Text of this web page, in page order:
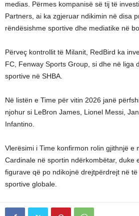
medias. Përmes kompanisë së tij të
Partners, ai ka zgjeruar ndikimin në disa
rëndësishme sportive dhe mediatike në
Përveç kontrollit të Milanit, RedBird ka
FC, Fenway Sports Group, si dhe në liga
sportive në SHBA.
Në listën e Time për vitin 2026 janë
njohur si LeBron James, Lionel Messi,
Infantino.
Vlerësimi i Time konfirmon rolin gjithnjë e
Cardinale në sportin ndërkombëtar, duke
figurave që po ndikojnë drejtpërdrejt në
sportive globale.